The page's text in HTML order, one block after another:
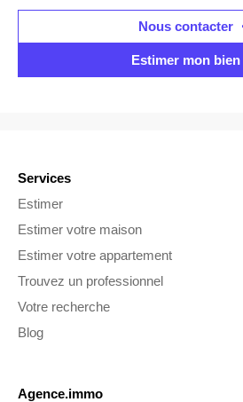
Nous contacter
Estimer mon bien
Services
Estimer
Estimer votre maison
Estimer votre appartement
Trouvez un professionnel
Votre recherche
Blog
Agence.immo